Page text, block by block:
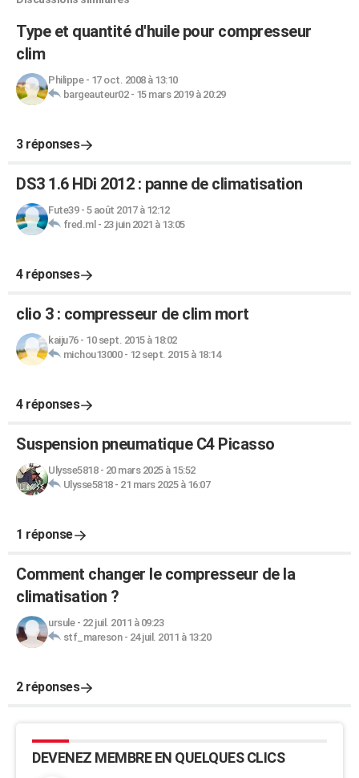
Type et quantité d'huile pour compresseur
clim
Philippe- 17 oct. 2008 à 13:10
bargeauteur02- 15 mars 2019 à 20:29
3 réponses
DS3 1.6 HDi 2012 : panne de climatisation
Fute39- 5 août 2017 à 12:12
fred.ml - 23 juin 2021 à 13:05
4 réponses
clio 3 : compresseur de clim mort
kaiju76- 10 sept. 2015 à 18:02
michou13000- 12 sept. 2015 à 18:14
4 réponses
Suspension pneumatique C4 Picasso
Ulysse5818- 20 mars 2025 à 15:52
Ulysse5818- 21 mars 2025 à 16:07
1 réponse
Comment changer le compresseur de la
climatisation ?
ursule- 22 juil. 2011 à 09:23
stf_mareson- 24 juil. 2011 à 13:20
2 réponses
DEVENEZ MEMBRE EN QUELQUES CLICS